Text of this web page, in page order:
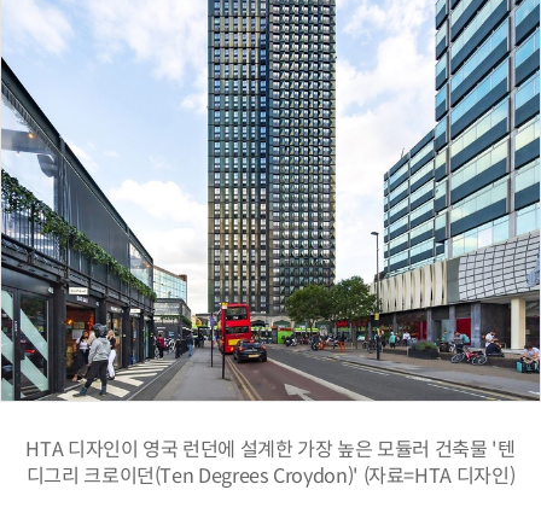
HTA 디자인이 영국 런던에 설계한 가장 높은 모듈러 건축물 '텐
디그리 크로이던(Ten Degrees Croydon)' (자료=HTA 디자인)